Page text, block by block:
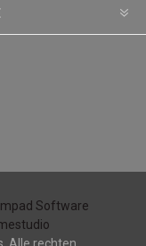
Software